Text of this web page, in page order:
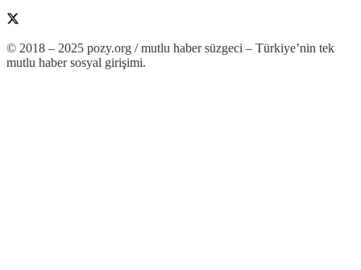
© 2018 – 2025 pozy.org / mutlu haber süzgeci – Türkiye’nin tek
mutlu haber sosyal girişimi.